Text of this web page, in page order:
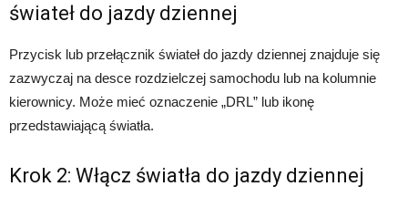
świateł do jazdy dziennej
Przycisk lub przełącznik świateł do jazdy dziennej znajduje się
zazwyczaj na desce rozdzielczej samochodu lub na kolumnie
kierownicy. Może mieć oznaczenie „DRL” lub ikonę
przedstawiającą światła.
Krok 2: Włącz światła do jazdy dziennej